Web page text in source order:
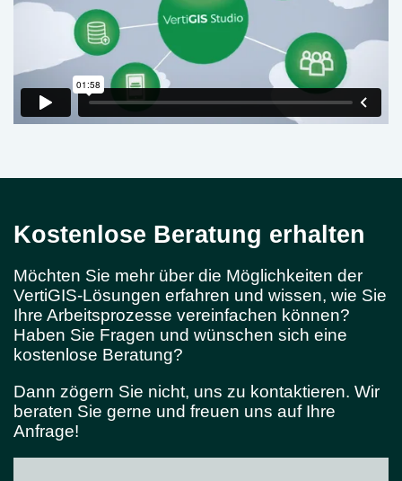
Kostenlose Beratung erhalten
Möchten Sie mehr über die Möglichkeiten der
VertiGIS-Lösungen erfahren und wissen, wie Sie
Ihre Arbeitsprozesse vereinfachen können?
Haben Sie Fragen und wünschen sich eine
kostenlose Beratung?
Dann zögern Sie nicht, uns zu kontaktieren. Wir
beraten Sie gerne und freuen uns auf Ihre
Anfrage!